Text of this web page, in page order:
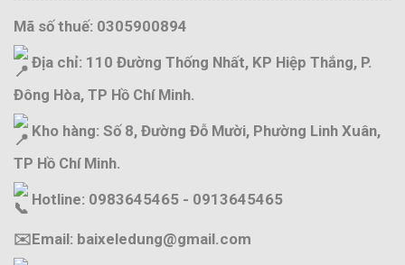
Mã số thuế: 0305900894
Địa chỉ: 110 Đường Thống Nhất, KP Hiệp Thắng, P.
Đông Hòa, TP Hồ Chí Minh.
Kho hàng: Số 8, Đường Đỗ Mười, Phường Linh Xuân,
TP Hồ Chí Minh.
Hotline: 0983645465 - 0913645465
✉️Email: baixeledung@gmail.com